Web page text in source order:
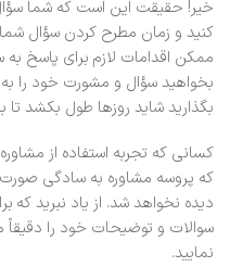
خیر! حقیقت این است که شما
کنید و زمان مطرح کردن سؤال
ممکن اقدامات لازم برای پاسخ
بخواهید سؤال و مشورت خود را
بگذارید شاید روزها طول بکشد
که پروسه مشاوره به سادگی
دیده نخواهد شد. از یاد نبرید
سوالات و توضیحات خود را
نمایید.